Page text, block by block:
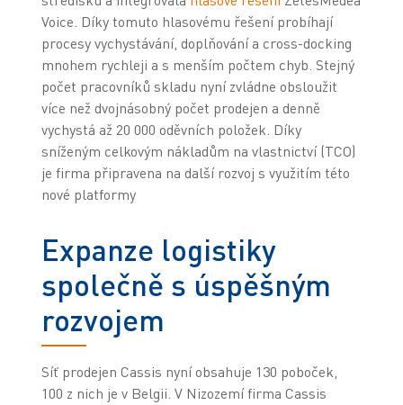
Voice. Díky tomuto hlasovému řešení probíhají
procesy vychystávání, doplňování a cross-docking
mnohem rychleji a s menším počtem chyb. Stejný
počet pracovníků skladu nyní zvládne obsloužit
více než dvojnásobný počet prodejen a denně
vychystá až 20 000 oděvních položek. Díky
sníženým celkovým nákladům na vlastnictví (TCO)
je firma připravena na další rozvoj s využitím této
nové platformy
Expanze logistiky
společně s úspěšným
rozvojem
Síť prodejen Cassis nyní obsahuje 130 poboček,
100 z nich je v Belgii. V Nizozemí firma Cassis